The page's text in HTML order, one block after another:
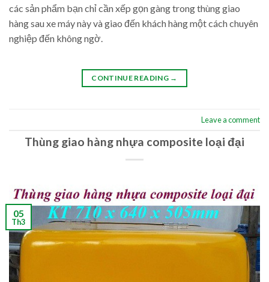
các sản phẩm bạn chỉ cần xếp gọn gàng trong thùng giao
hàng sau xe máy này và giao đến khách hàng một cách chuyên
nghiệp đến không ngờ.
CONTINUE READING →
Leave a comment
Thùng giao hàng nhựa composite loại đại
05
Th3